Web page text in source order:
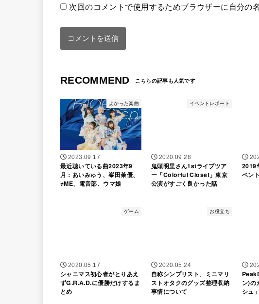
次回のコメントで使用するためブラウザーに自分の
RECOMMEND
よかった楽曲
2023.09.17
最近聴いている曲2023年9
月：あいみゅう、峯田茉優、
≠ME、電音部、ウマ娘
イベントレポート
2020.09.28
鬼頭明里さん1stライブツア
ー「Colorful Closet」東京
公演がすごく良かった話
2019
ベン
ゲーム
2020.05.17
シャニマス初心者がとりあえ
ずG.R.A.D.に優勝だけするま
とめ
お役立ち
2020.05.24
自称シンプリスト、ミニマリ
ストオタクのグッズ整理収納
事情について
ン)の
シュ